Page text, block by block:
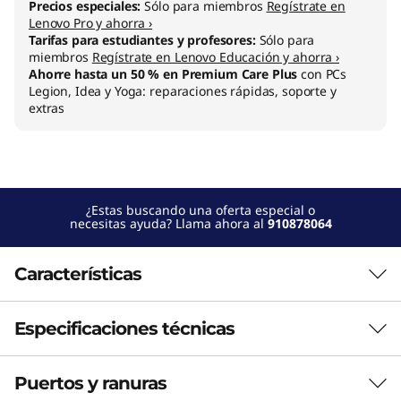
l
Precios especiales:Sólo para miembros Regístrate en
Lenovo Pro y ahorra ›
Tarifas para estudiantes y profesores: Sólo para
miembros Regístrate en Lenovo Educación y ahorra ›
Ahorre hasta un 50 % en Premium Care Plus con PCs
Legion, Idea y Yoga: reparaciones rápidas, soporte y
extras
¿Estas buscando una oferta especial o
necesitas ayuda? Llama ahora al 910878064
Características
Revoluciona la informática con la IA de
Especificaciones técnicas
RENDIMIENTO
Puertos y ranuras